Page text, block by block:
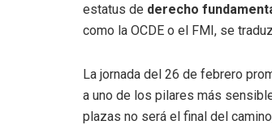
estatus de derecho
como la OCDE o el FMI, se
La jornada del 26 de febrero
a uno de los pilares más
plazas no será el final del